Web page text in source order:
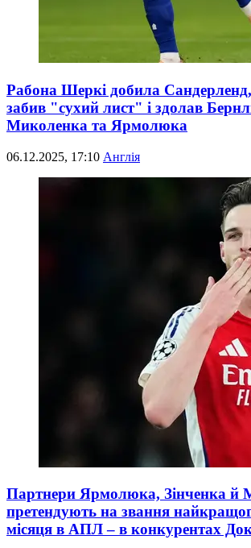
Рабона Шеркі добила
забив "сухий лист" і здолав
Миколенка та Ярмолюка
06.12.2025, 17:10 Англія
Партнери Ярмолюка, Зінченка й
претендують на звання
місяця в АПЛ – в конкурентах